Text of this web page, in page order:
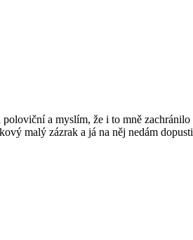
a myslím, že i to mně
malý zázrak a já na něj nedám